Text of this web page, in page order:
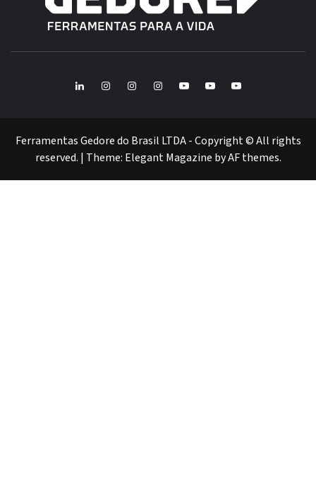
LinkedInInstagramInstagramInstagramYoutubeYoutubeYoutube
Ferramentas Gedore do Brasil LTDA - Copyright © All rights
reserved. | Theme: Elegant Magazine byAF themes.